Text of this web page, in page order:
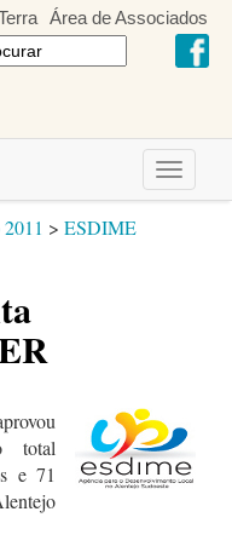
Área de Associados
Toggle
> ESDIME
total
e 71